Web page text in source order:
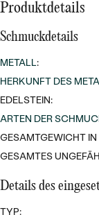
GOLD
PLATIN
SILBER
NACH STYL
NACH
Produktdetails
Schmuckdetails
METALL:
HERKUNFT DES
EDELSTEIN:
ARTEN DER
GESAMTGEWICHT IN
GESAMTES
Details des
TYP: